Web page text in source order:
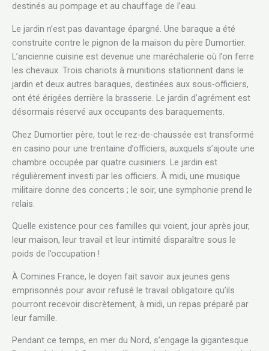
destinés au pompage et au chauffage de l’eau.
Le jardin n’est pas davantage épargné. Une baraque a été
construite contre le pignon de la maison du père Dumortier.
L’ancienne cuisine est devenue une maréchalerie où l’on ferre
les chevaux. Trois chariots à munitions stationnent dans le
jardin et deux autres baraques, destinées aux sous-officiers,
ont été érigées derrière la brasserie. Le jardin d’agrément est
désormais réservé aux occupants des baraquements.
Chez Dumortier père, tout le rez-de-chaussée est transformé
en casino pour une trentaine d’officiers, auxquels s’ajoute une
chambre occupée par quatre cuisiniers. Le jardin est
régulièrement investi par les officiers. À midi, une musique
militaire donne des concerts ; le soir, une symphonie prend le
relais.
Quelle existence pour ces familles qui voient, jour après jour,
leur maison, leur travail et leur intimité disparaître sous le
poids de l’occupation !
À Comines France, le doyen fait savoir aux jeunes gens
emprisonnés pour avoir refusé le travail obligatoire qu’ils
pourront recevoir discrètement, à midi, un repas préparé par
leur famille.
Pendant ce temps, en mer du Nord, s’engage la gigantesque